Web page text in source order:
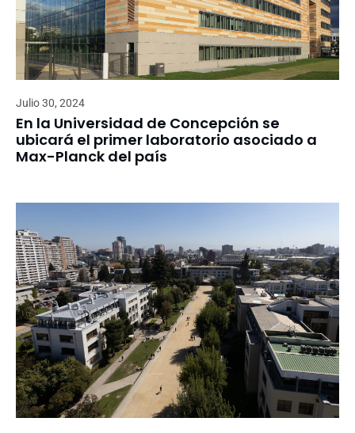
Julio 30, 2024
En la Universidad de Concepción se
ubicará el primer laboratorio asociado a
Max-Planck del país